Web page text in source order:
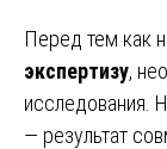
Перед тем как
экспертизу,
исследования.
— результат